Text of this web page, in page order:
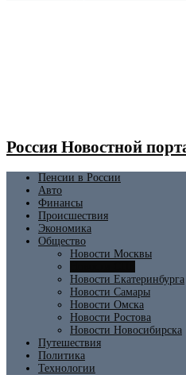
Россия Новостной
Пенсии в России
Авто
Финансы
Происшествия
Экономика
Общество
Новости Москвы
Новости Екатеринбурга
Новости Самары
Новости Омска
Новости Ростова
Новости Новосибирска
Путешествия
Политика
Технологии